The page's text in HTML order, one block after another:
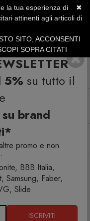
5% su tutto il
brand
promo e non
BBB Italia,
Samsung, Faber,
Slide
ISCRIVITI
31 Agosto
e teiere
Nero
✖
la tua esperienza di
attinenti agli articoli di
SITO, ACCONSENTI
SOPRA CITATI